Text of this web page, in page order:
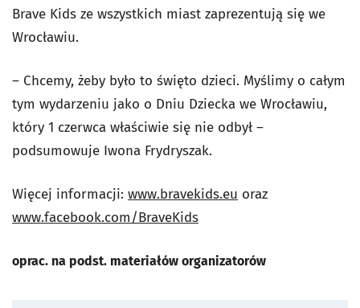
Brave Kids ze wszystkich miast zaprezentują się we
Wrocławiu.
– Chcemy, żeby było to święto dzieci. Myślimy o całym
tym wydarzeniu jako o Dniu Dziecka we Wrocławiu,
który 1 czerwca właściwie się nie odbył –
podsumowuje Iwona Frydryszak.
Więcej informacji: www.bravekids.eu oraz
www.facebook.com/BraveKids
oprac. na podst. materiałów organizatorów